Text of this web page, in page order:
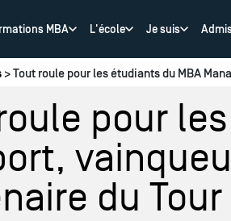
> Tout roule pour les étudiants du MBA
pour
du
MBA L'école Je suis